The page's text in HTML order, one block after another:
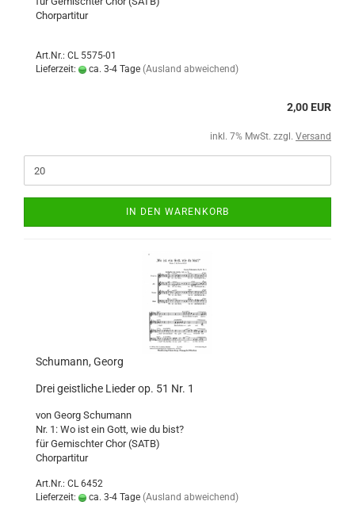
Chorpartitur
Art.Nr.: CL 5575-01
Lieferzeit:
ca. 3-4 Tage (Ausland abweichend)
2,00 EUR
inkl. 7% MwSt. zzgl. Versand
IN DEN WARENKORB
Schumann, Georg
Drei geistliche Lieder op. 51 Nr. 1
von Georg Schumann
Nr. 1: Wo ist ein Gott, wie du bist?
für Gemischter Chor (SATB)
Chorpartitur
Art.Nr.: CL 6452
Lieferzeit:
ca. 3-4 Tage (Ausland abweichend)